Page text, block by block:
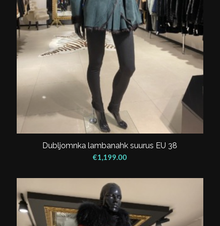
Dubljomnka lambanahk suurus EU 38
€1,199.00